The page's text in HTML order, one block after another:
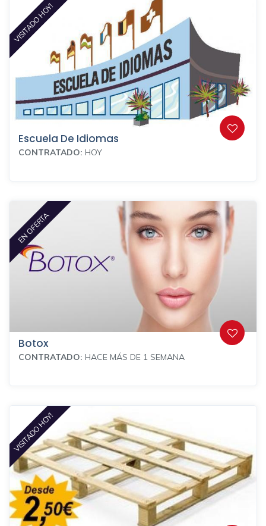
VISITADO HOY!
Escuela De Idiomas
CONTRATADO: HOY
EN OFERTA
Botox
CONTRATADO: HACE MÁS DE 1 SEMANA
VISITADO HOY!